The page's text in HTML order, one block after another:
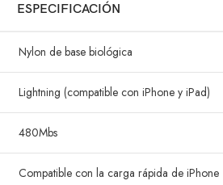
ESPECIFICACIÓN
Nylon de base biológica
Lightning (compatible con iPhone y iPad)
480Mbs
Compatible con la carga rápida de iPhone